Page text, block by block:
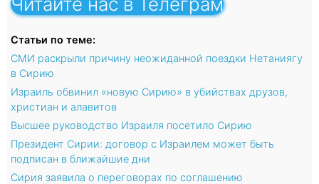
Статьи по теме:
СМИ раскрыли причину неожиданной поездки Нетаниягу
в Сирию
Израиль обвинил «новую Сирию» в убийствах друзов,
христиан и алавитов
Высшее руководство Израиля посетило Сирию
Президент Сирии: договор с Израилем может быть
подписан в ближайшие дни
Сирия заявила о переговорах по соглашению